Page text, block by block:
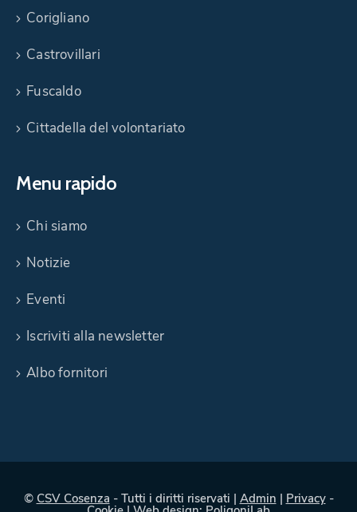
Corigliano
Castrovillari
Fuscaldo
Cittadella del volontariato
Menu rapido
Chi siamo
Notizie
Eventi
Iscriviti alla newsletter
Albo fornitori
© CSV Cosenza - Tutti i diritti riservati | Admin | Privacy-